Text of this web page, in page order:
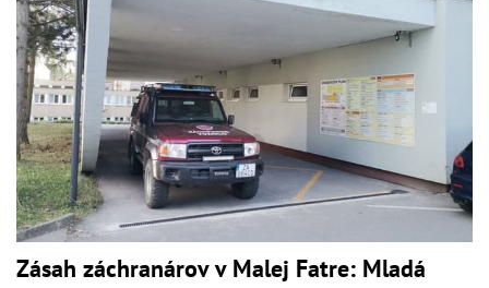
Zásah záchranárov v Malej Fatre: Mladá